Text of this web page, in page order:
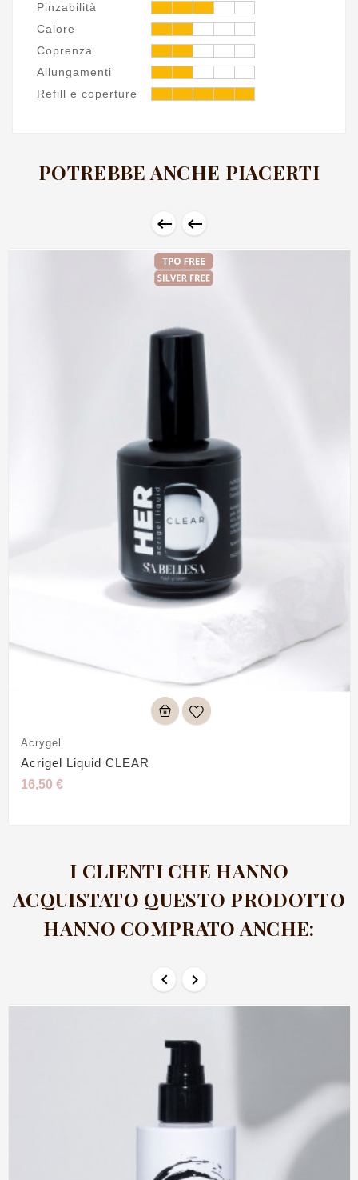
Pinzabilità
Calore
Coprenza
Allungamenti
Refill e coperture
POTREBBE ANCHE PIACERTI
 
Acrygel
Acrigel Liquid CLEAR
16,50 €
I CLIENTI CHE HANNO
ACQUISTATO QUESTO PRODOTTO
HANNO COMPRATO ANCHE:
 